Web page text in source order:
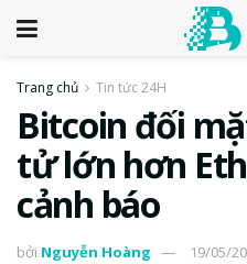
Trang chủ Tin tức 24H
Bitcoin đối
tử lớn hơn
cảnh báo
bởi Nguyễn Hoàng 19/05/